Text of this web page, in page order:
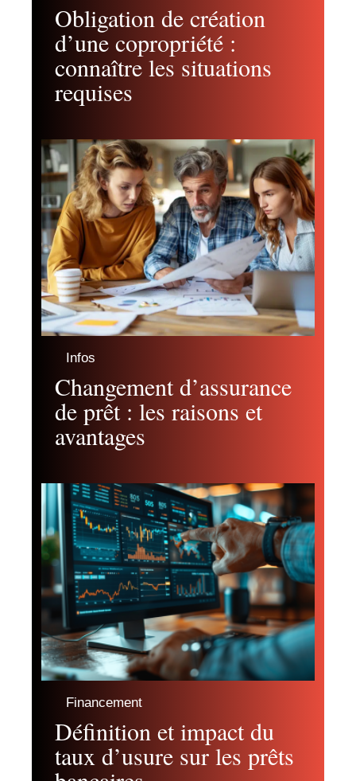
Obligation de création
d’une copropriété :
connaître les situations
requises
Infos
Changement d’assurance
de prêt : les raisons et
avantages
Financement
Définition et impact du
taux d’usure sur les prêts